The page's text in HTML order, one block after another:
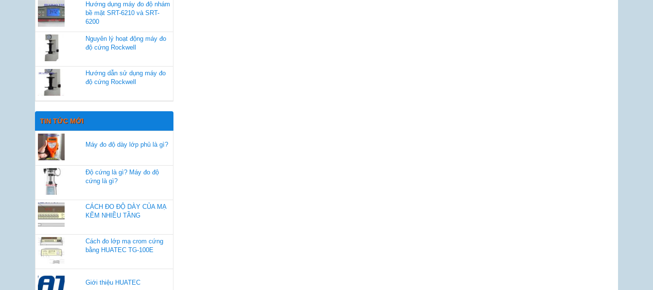
Hướng dụng máy đo độ nhám
bề mặt SRT-6210 và SRT-
6200
Nguyên lý hoạt động máy đo
độ cứng Rockwell
Hướng dẫn sử dụng máy đo
độ cứng Rockwell
TIN TỨC MỚI
Máy đo độ dày lớp phủ là gì?
Độ cứng là gì? Máy đo độ
cứng là gì?
CÁCH ĐO ĐỘ DÀY CỦA MẠ
KẼM NHIỀU TẦNG
Cách đo lớp mạ crom cứng
bằng HUATEC TG-100E
Giới thiệu HUATEC